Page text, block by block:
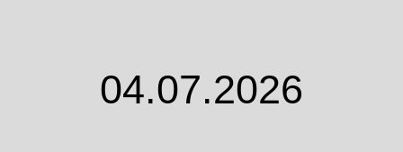
04.07.2026